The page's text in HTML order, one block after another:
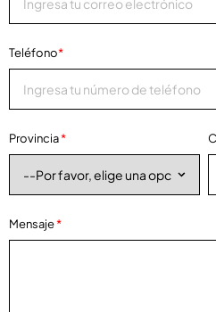
Teléfono*
Provincia*
Mensaje*